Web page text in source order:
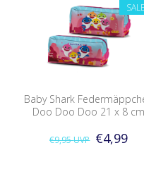
SALE
Baby Shark
Doo Doo Doo 21 x 8 cm
€9,95UVP €4,99